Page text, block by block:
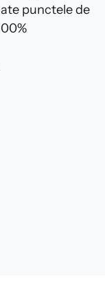
punctele de
12345
12345